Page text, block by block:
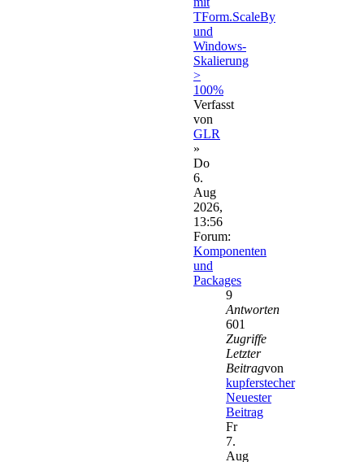
TForm.ScaleBy
und
Windows-
Skalierung
>
100%
Verfasst
von
GLR
»
Do
6.
Aug
2026,
13:56
Forum:
Komponenten
und
Packages
9
Antworten
601
Zugriffe
Letzter
Beitragvon
kupferstecher
Neuester
Beitrag
Fr
7.
Aug